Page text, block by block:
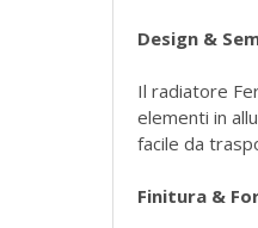
Design &
Il radiatore
elementi in
facile da
Finitura &